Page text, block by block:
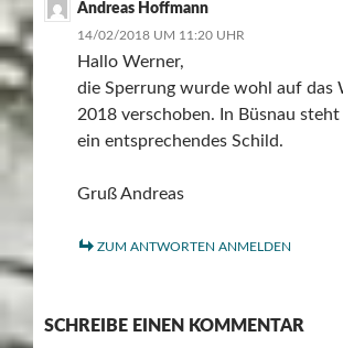
Andreas Hoffmann
14/02/2018 UM 11:20 UHR
Hallo Werner,
die Sperrung wurde wohl auf das
2018 verschoben. In Büsnau
ein entsprechendes Schild.
Gruß Andreas
ZUM ANTWORTEN ANMELDEN
SCHREIBE EINEN KOMMENTAR